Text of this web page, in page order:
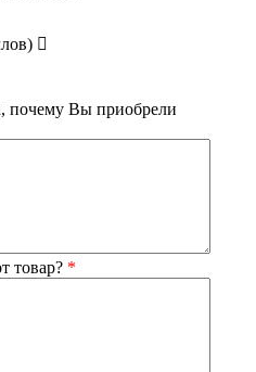
почему Вы приобрели
товар? *